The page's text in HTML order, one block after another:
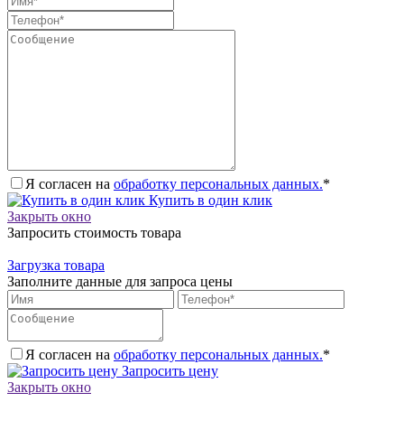
Я согласен на обработку персональных данных.*
Купить в один клик
Закрыть окно
Запросить стоимость товара
Загрузка товара
Заполните данные для запроса цены
Я согласен на обработку персональных данных.*
Запросить цену
Закрыть окно